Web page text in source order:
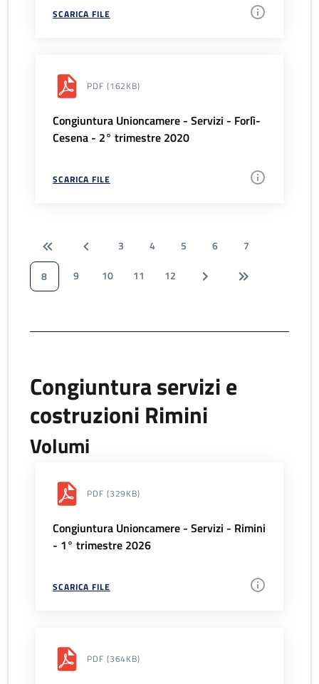
SCARICA FILE
PDF (162KB)
Congiuntura Unioncamere - Servizi - Forlì-
Cesena - 2° trimestre 2020
SCARICA FILE
3 4 5 6
7
8
9 10 11 12
Congiuntura servizi e
costruzioni Rimini
Volumi
PDF (329KB)
Congiuntura Unioncamere - Servizi - Rimini
- 1° trimestre 2026
SCARICA FILE
PDF (364KB)